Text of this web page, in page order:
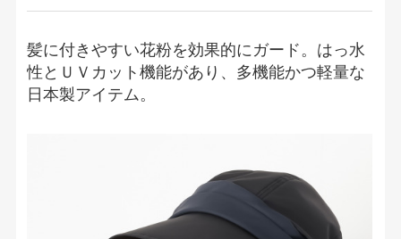
髪に付きやすい花粉を効果的にガード。はっ水
性とＵＶカット機能があり、多機能かつ軽量な
日本製アイテム。